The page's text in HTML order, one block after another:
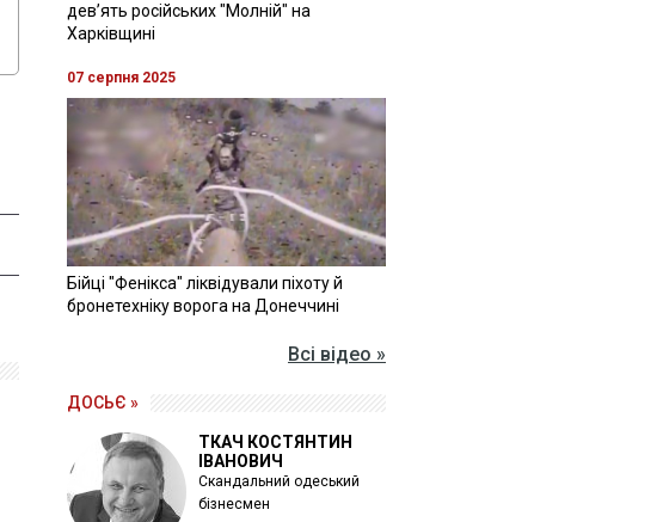
девʼять російських "Молній" на
Харківщині
07 серпня 2025
Бійці "Фенікса" ліквідували піхоту й
бронетехніку ворога на Донеччині
Всі відео »
ДОСЬЄ »
ТКАЧ КОСТЯНТИН
ІВАНОВИЧ
Скандальний одеський
бізнесмен